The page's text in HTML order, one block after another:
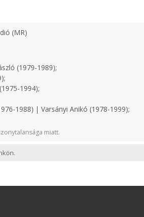
(MR)
(1979-1989);
1994);
1988) | Varsányi Anikó (1978-1999);
miatt.